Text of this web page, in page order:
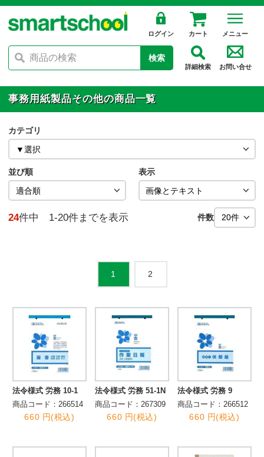
ログイン カート メニュー
検索
詳細検索 お問い合せ
事務用紙製品その他の商品一覧
カテゴリ
並び順 表示
24件中 1-20件までを表示 件数
1 2
法令様式 労務 10-1
商品コード：266514
660 円(税込)
法令様式 労務 51-1N
商品コード：267309
660 円(税込)
法令様式 労務 9
商品コード：266512
660 円(税込)